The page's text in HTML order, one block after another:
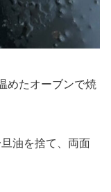
めたオーブンで焼
油を捨て、両面